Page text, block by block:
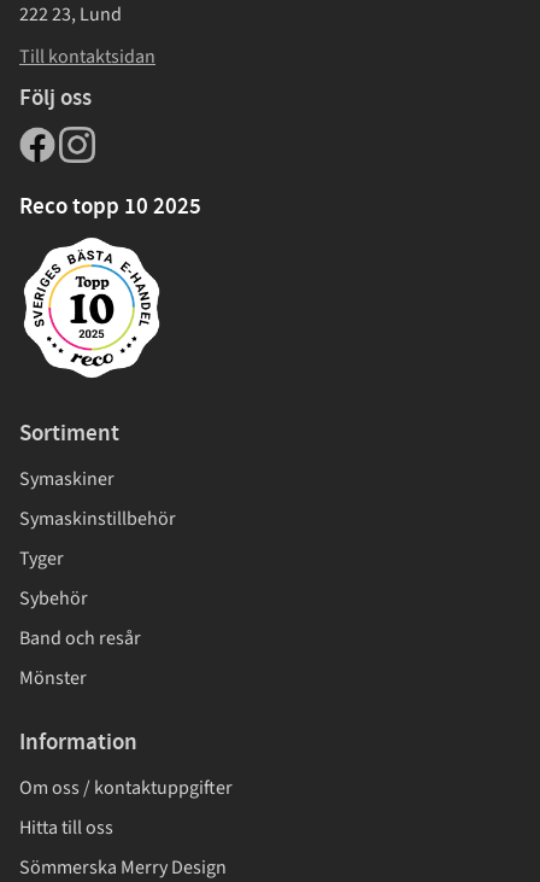
222 23, Lund
Till kontaktsidan
Följ oss
Reco topp 10 2025
Sortiment
Symaskiner
Symaskinstillbehör
Tyger
Sybehör
Band och resår
Mönster
Information
Om oss / kontaktuppgifter
Hitta till oss
Sömmerska Merry Design